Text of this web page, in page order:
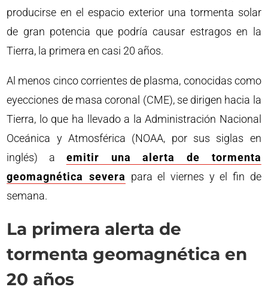
producirse en el espacio exterior una tormenta solar
de gran potencia que podría causar estragos en la
Tierra, la primera en casi 20 años.
Al menos cinco corrientes de plasma, conocidas como
eyecciones de masa coronal (CME), se dirigen hacia la
Tierra, lo que ha llevado a la Administración Nacional
Oceánica y Atmosférica (NOAA, por sus siglas en
inglés) a emitir una alerta de tormenta
geomagnética severa para el viernes y el fin de
semana.
La primera alerta de
tormenta geomagnética en
20 años